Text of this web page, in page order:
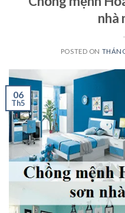
nhà
POSTED ON
06
Th5